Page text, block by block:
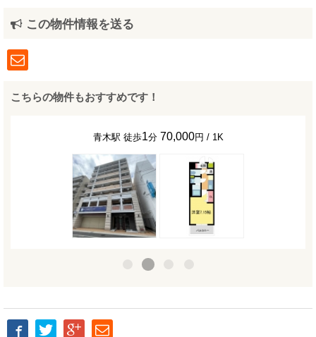
この物件情報を送る
こちらの物件もおすすめです！
青木駅 徒歩1分 70,000円 / 1K